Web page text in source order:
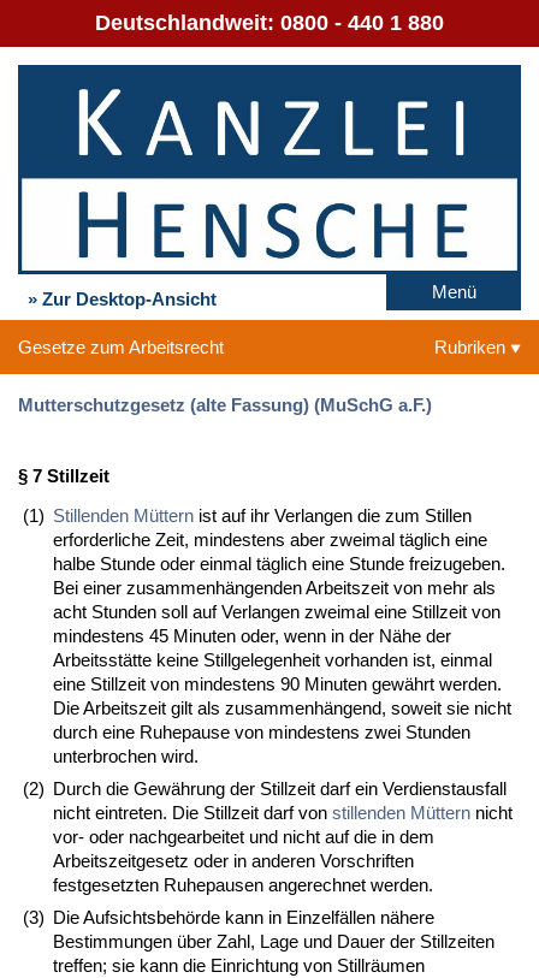
Deutschlandweit: 0800 - 440 1 880
» Zur Desktop-Ansicht Menü
Gesetze zum Arbeitsrecht Rubriken
Mutterschutzgesetz (alte Fassung) (MuSchG a.F.)
§ 7 Stillzeit
(1) Stillenden Müttern ist auf ihr Verlangen die zum Stillen
erforderliche Zeit, mindestens aber zweimal täglich eine
halbe Stunde oder einmal täglich eine Stunde freizugeben.
Bei einer zusammenhängenden Arbeitszeit von mehr als
acht Stunden soll auf Verlangen zweimal eine Stillzeit von
mindestens 45 Minuten oder, wenn in der Nähe der
Arbeitsstätte keine Stillgelegenheit vorhanden ist, einmal
eine Stillzeit von mindestens 90 Minuten gewährt werden.
Die Arbeitszeit gilt als zusammenhängend, soweit sie nicht
durch eine Ruhepause von mindestens zwei Stunden
unterbrochen wird.
(2) Durch die Gewährung der Stillzeit darf ein Verdienstausfall
nicht eintreten. Die Stillzeit darf von stillenden Müttern nicht
vor- oder nachgearbeitet und nicht auf die in dem
Arbeitszeitgesetz oder in anderen Vorschriften
festgesetzten Ruhepausen angerechnet werden.
(3) Die Aufsichtsbehörde kann in Einzelfällen nähere
Bestimmungen über Zahl, Lage und Dauer der Stillzeiten
treffen; sie kann die Einrichtung von Stillräumen